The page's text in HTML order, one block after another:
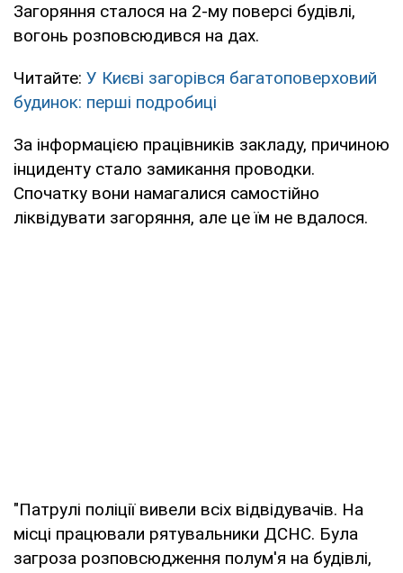
Загоряння сталося на 2-му поверсі будівлі,
вогонь розповсюдився на дах.
Читайте: У Києві загорівся багатоповерховий
будинок: перші подробиці
За інформацією працівників закладу, причиною
інциденту стало замикання проводки.
Спочатку вони намагалися самостійно
ліквідувати загоряння, але це їм не вдалося.
"Патрулі поліції вивели всіх відвідувачів. На
місці працювали рятувальники ДСНС. Була
загроза розповсюдження полум'я на будівлі,